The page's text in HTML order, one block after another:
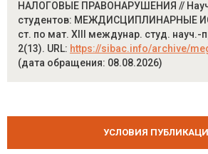
НАЛОГОВЫЕ ПРАВОНАРУШЕНИЯ //
студентов: МЕЖДИСЦИПЛИНАРНЫЕ
ст. по мат. XIII междунар. студ.
2(13). URL: https://sibac.info/archive/
(дата обращения: 08.08.2026)
УСЛОВИЯ